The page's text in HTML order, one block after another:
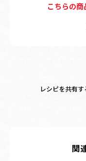
こちらの商
レシピを共有す
関